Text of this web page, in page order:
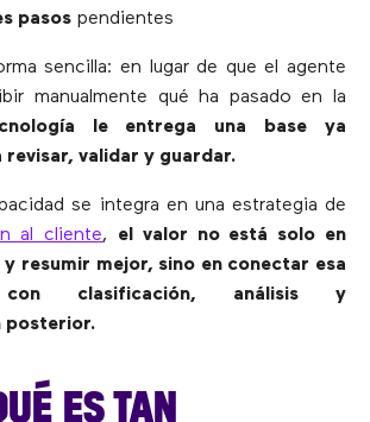
pasos pendientes
sencilla: en lugar de que el agente
manualmente qué ha pasado en la
le entrega una base ya
revisar, validar y guardar.
se integra en una estrategia de
al cliente, el valor no está solo en
resumir mejor, sino en conectar esa
con clasificación, análisis y
posterior.
ES TAN